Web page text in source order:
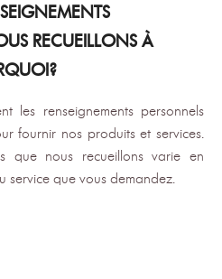
RECUEILLONS À
les renseignements personnels
fournir nos produits et services.
que nous recueillons varie en
que vous demandez.